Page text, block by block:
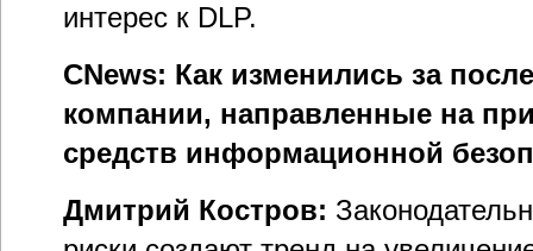
интерес к DLP.
CNews: Как изменились за
компании, направленные на
средств информационной
Дмитрий Костров: